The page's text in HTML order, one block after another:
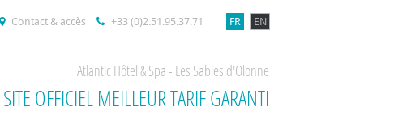
Contact & accès +33 (0)2.51.95.37.71 FR EN
Atlantic Hôtel & Spa - Les Sables d'Olonne
SITE OFFICIEL MEILLEUR TARIF GARANTI